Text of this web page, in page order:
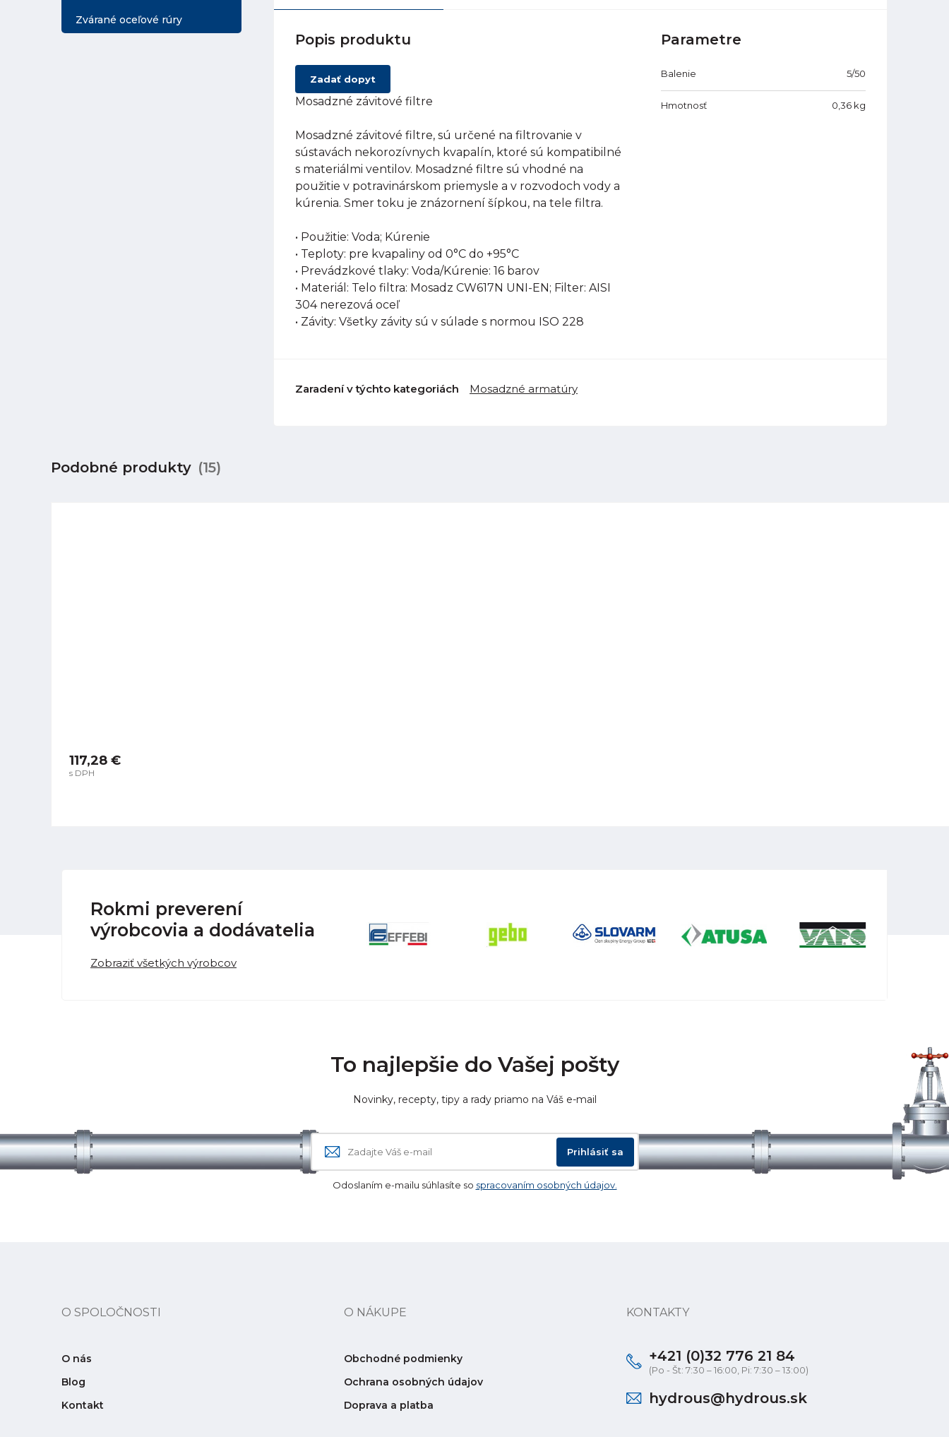
Zvárané oceľové rúry
Popis produktu
Zadať dopyt
Mosadzné závitové filtre
Mosadzné závitové filtre, sú určené na filtrovanie v
sústavách nekorozívnych kvapalín, ktoré sú kompatibilné
s materiálmi ventilov. Mosadzné filtre sú vhodné na
použitie v potravinárskom priemysle a v rozvodoch vody a
kúrenia. Smer toku je znázornení šípkou, na tele filtra.
• Použitie: Voda; Kúrenie
• Teploty: pre kvapaliny od 0°C do +95°C
• Prevádzkové tlaky: Voda/Kúrenie: 16 barov
• Materiál: Telo filtra: Mosadz CW617N UNI-EN; Filter: AISI
304 nerezová oceľ
• Závity: Všetky závity sú v súlade s normou ISO 228
Parametre
Balenie 5/50
Hmotnosť 0,36 kg
Zaradení v týchto kategoriách Mosadzné armatúry
Podobné produkty (15)
117,28 €
s DPH
Rokmi preverení
výrobcovia a dodávatelia
Zobraziť všetkých výrobcov
To najlepšie do Vašej pošty
Novinky, recepty, tipy a rady priamo na Váš e-mail
Prihlásiť sa
Odoslaním e-mailu súhlasíte so spracovaním osobných údajov.
O SPOLOČNOSTI
O nás
Blog
Kontakt
O NÁKUPE
Obchodné podmienky
Ochrana osobných údajov
Doprava a platba
KONTAKTY
+421 (0)32 776 21 84
(Po - Št: 7:30 – 16:00, Pi: 7:30 – 13:00)
hydrous@hydrous.sk